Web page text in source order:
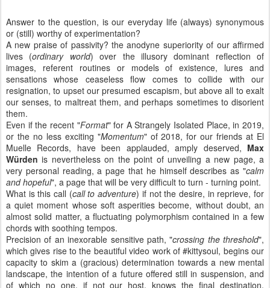
Answer to the question, is our everyday life (always) synonymous
or (still) worthy of experimentation?
A new praise of passivity? the anodyne superiority of our affirmed
lives (ordinary world) over the illusory dominant reflection of
images, referent routines or models of existence, lures and
sensations whose ceaseless flow comes to collide with our
resignation, to upset our presumed escapism, but above all to exalt
our senses, to maltreat them, and perhaps sometimes to disorient
them.
Even if the recent "Format" for A Strangely Isolated Place, in 2019,
or the no less exciting "Momentum" of 2018, for our friends at El
Muelle Records, have been applauded, amply deserved, Max
Würden is nevertheless on the point of unveiling a new page, a
very personal reading, a page that he himself describes as "calm
and hopeful", a page that will be very difficult to turn - turning point.
What is this call (call to adventure) if not the desire, in reprieve, for
a quiet moment whose soft asperities become, without doubt, an
almost solid matter, a fluctuating polymorphism contained in a few
chords with soothing tempos.
Precision of an inexorable sensitive path, "crossing the threshold",
which gives rise to the beautiful video work of #kittysoul, begins our
capacity to skim a (gracious) determination towards a new mental
landscape, the intention of a future offered still in suspension, and
of which no one, if not our host, knows the final destination,